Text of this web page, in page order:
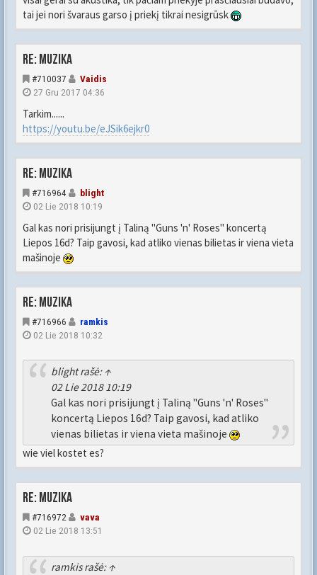
tai jei nori švaraus garso į priekį tikrai nesigrūsk
Re: Muzika
#710037
Vaidis
27 Gru 2017 04:36
Tarkim......
https://youtu.be/eJSik6ejkr0
Re: Muzika
#716964
blight
02 Lie 2018 10:19
Gal kas nori prisijungt į Taliną "Guns 'n' Roses" koncertą
Liepos 16d? Taip gavosi, kad atliko vienas bilietas ir viena vieta
mašinoje
Re: Muzika
#716966
ramkis
02 Lie 2018 10:32
blightrašė: ↑
02 Lie 2018 10:19
Gal kas nori prisijungt į Taliną "Guns 'n' Roses"
koncertą Liepos 16d? Taip gavosi, kad atliko
vienas bilietas ir viena vieta mašinoje
wie viel kostet es?
Re: Muzika
#716972
vava
02 Lie 2018 13:51
ramkisrašė: ↑